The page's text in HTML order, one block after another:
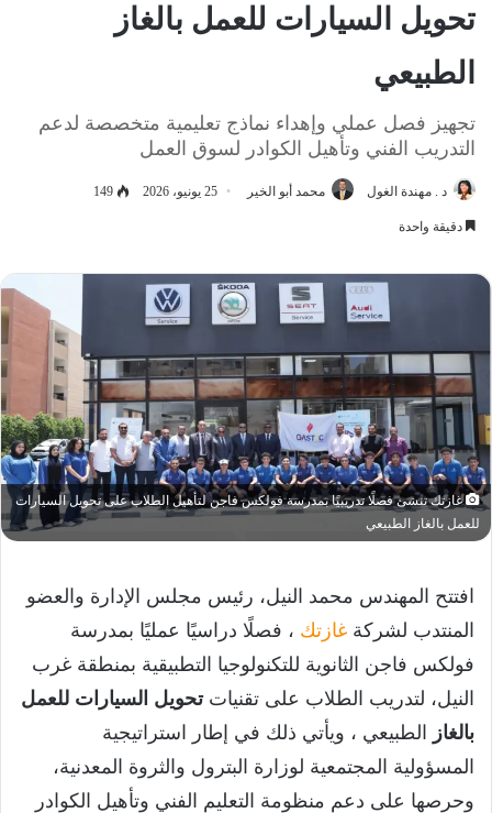
تحويل السيارات للعمل بالغاز
الطبيعي
تجهيز فصل عملي وإهداء نماذج تعليمية متخصصة لدعم
التدريب الفني وتأهيل الكوادر لسوق العمل
د . مهندة الغول محمد أبو الخير 25 يونيو، 2026 149
دقيقة واحدة
غازتك تنشئ فصلًا تدريبيًا بمدرسة فولكس فاجن لتأهيل الطلاب على تحويل السيارات
للعمل بالغاز الطبيعي
افتتح المهندس محمد النيل، رئيس مجلس الإدارة والعضو
المنتدب لشركة غازتك ، فصلًا دراسيًا عمليًا بمدرسة
فولكس فاجن الثانوية للتكنولوجيا التطبيقية بمنطقة غرب
النيل، لتدريب الطلاب على تقنياتتحويل السيارات للعمل
بالغاز الطبيعي ، ويأتي ذلك في إطار استراتيجية
المسؤولية المجتمعية لوزارة البترول والثروة المعدنية،
وحرصها على دعم منظومة التعليم الفني وتأهيل الكوادر